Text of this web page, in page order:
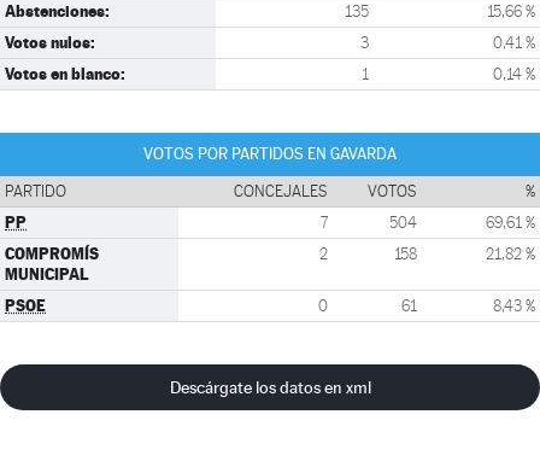
Abstenciones: 135 15,66 %
Votos nulos: 3 0,41 %
Votos en blanco: 1 0,14 %
VOTOS POR PARTIDOS EN GAVARDA
PARTIDO CONCEJALES VOTOS %
PP 7 504 69,61 %
COMPROMÍS
MUNICIPAL
2 158 21,82 %
PSOE 0 61 8,43 %
Descárgate los datos en xml